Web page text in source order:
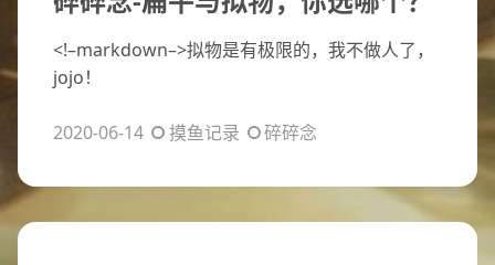
<!–markdown–>拟物是有极限的，我不做人了，
jojo！
2020-06-14 摸鱼记录 碎碎念